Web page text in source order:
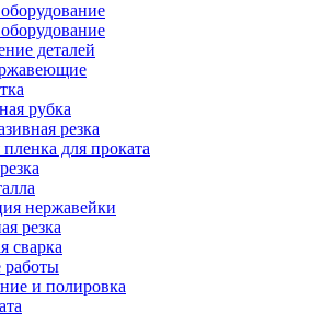
деталей
рубка
резка
для проката
нержавейки
резка
сварка
работы
и полировка